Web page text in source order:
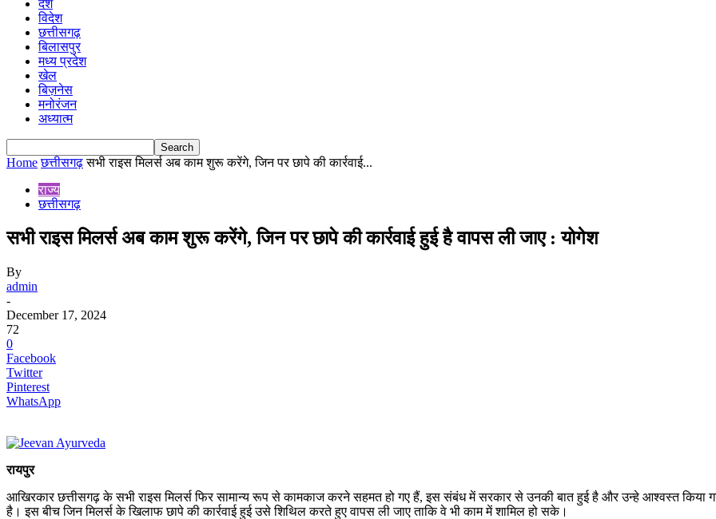
देश
विदेश
छत्तीसगढ़
बिलासपुर
मध्य प्रदेश
खेल
बिज़नेस
मनोरंजन
अध्यात्म
Home छत्तीसगढ़ सभी राइस मिलर्स अब काम शुरू करेंगे, जिन पर छापे की कार्रवाई...
राज्य
छत्तीसगढ़
सभी राइस मिलर्स अब काम शुरू करेंगे, जिन पर छापे की कार्रवाई हुई है वापस ली जाए : योगेश
By
admin
-
December 17, 2024
72
0
Facebook
Twitter
Pinterest
WhatsApp
रायपुर
आखिरकार छत्तीसगढ़ के सभी राइस मिलर्स फिर सामान्य रूप से कामकाज करने सहमत हो गए हैं, इस संबंध में सरकार से उनकी बात हुई है और उन्हे आश्वस्त किया
है। इस बीच जिन मिलर्स के खिलाफ छापे की कार्रवाई हुई उसे शिथिल करते हुए वापस ली जाए ताकि वे भी काम में शामिल हो सके।